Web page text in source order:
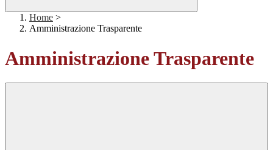
Home >
Amministrazione Trasparente
Amministrazione Trasparente